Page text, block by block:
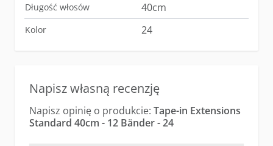
Długość włosów 40cm
Kolor 24
Napisz własną recenzję
Napisz opinię o produkcie: Tape-in Extensions
Standard 40cm - 12 Bänder - 24